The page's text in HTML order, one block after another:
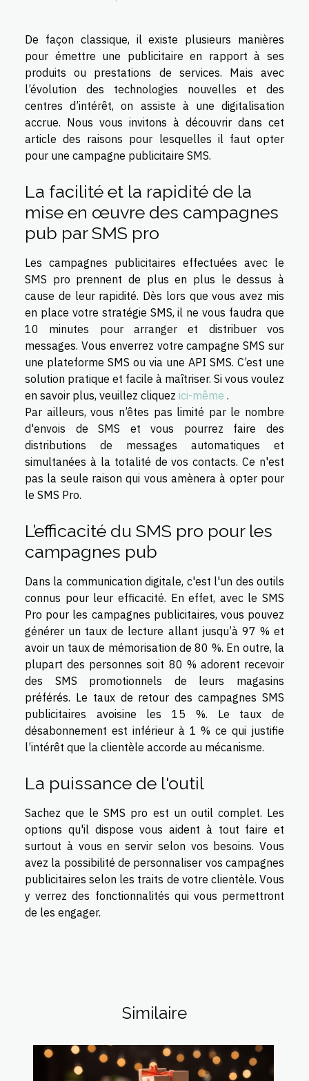
De façon classique, il existe plusieurs manières
pour émettre une publicitaire en rapport à ses
produits ou prestations de services. Mais avec
l’évolution des technologies nouvelles et des
centres d’intérêt, on assiste à une digitalisation
accrue. Nous vous invitons à découvrir dans cet
article des raisons pour lesquelles il faut opter
pour une campagne publicitaire SMS.
La facilité et la rapidité de la
mise en œuvre des campagnes
pub par SMS pro
Les campagnes publicitaires effectuées avec le
SMS pro prennent de plus en plus le dessus à
cause de leur rapidité. Dès lors que vous avez mis
en place votre stratégie SMS, il ne vous faudra que
10 minutes pour arranger et distribuer vos
messages. Vous enverrez votre campagne SMS sur
une plateforme SMS ou via une API SMS. C’est une
solution pratique et facile à maîtriser. Si vous voulez
en savoir plus, veuillez cliquez ici-même .
Par ailleurs, vous n’êtes pas limité par le nombre
d'envois de SMS et vous pourrez faire des
distributions de messages automatiques et
simultanées à la totalité de vos contacts. Ce n'est
pas la seule raison qui vous amènera à opter pour
le SMS Pro.
L’efficacité du SMS pro pour les
campagnes pub
Dans la communication digitale, c'est l'un des outils
connus pour leur efficacité. En effet, avec le SMS
Pro pour les campagnes publicitaires, vous pouvez
générer un taux de lecture allant jusqu’à 97 % et
avoir un taux de mémorisation de 80 %. En outre, la
plupart des personnes soit 80 % adorent recevoir
des SMS promotionnels de leurs magasins
préférés. Le taux de retour des campagnes SMS
publicitaires avoisine les 15 %. Le taux de
désabonnement est inférieur à 1 % ce qui justifie
l’intérêt que la clientèle accorde au mécanisme.
La puissance de l'outil
Sachez que le SMS pro est un outil complet. Les
options qu'il dispose vous aident à tout faire et
surtout à vous en servir selon vos besoins. Vous
avez la possibilité de personnaliser vos campagnes
publicitaires selon les traits de votre clientèle. Vous
y verrez des fonctionnalités qui vous permettront
de les engager.
Similaire